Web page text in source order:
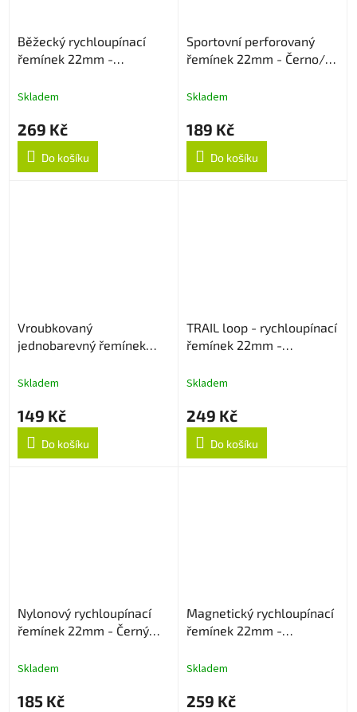
Běžecký rychloupínací
řemínek 22mm -
Skladem
269 Kč
Do košíku
Sportovní perforovaný
řemínek 22mm - Černo/
Skladem
189 Kč
Do košíku
Vroubkovaný
jednobarevný řemínek
Skladem
149 Kč
Do košíku
TRAIL loop - rychloupínací
řemínek 22mm -
Skladem
249 Kč
Do košíku
Nylonový rychloupínací
řemínek 22mm - Černý
Skladem
185 Kč
Magnetický rychloupínací
řemínek 22mm -
Skladem
259 Kč